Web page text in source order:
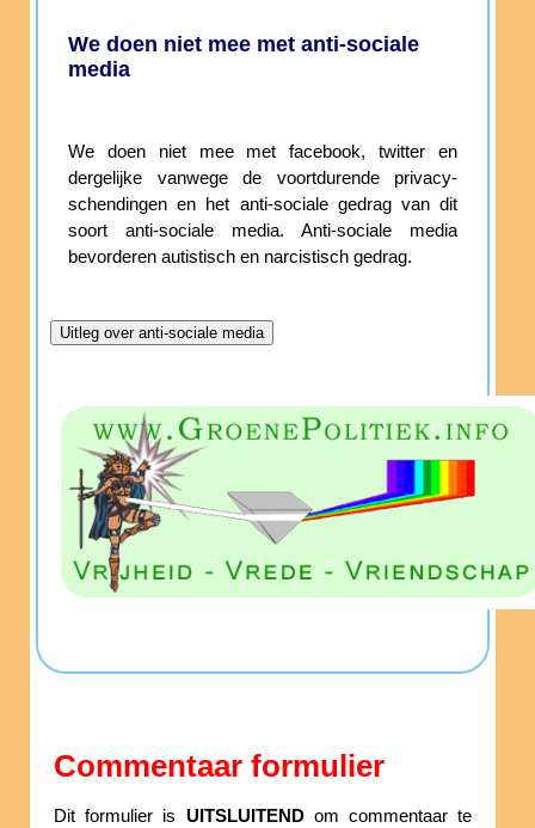
We doen niet mee met anti-sociale
media
We doen niet mee met facebook, twitter en
dergelijke vanwege de voortdurende privacy-
schendingen en het anti-sociale gedrag van dit
soort anti-sociale media. Anti-sociale media
bevorderen autistisch en narcistisch gedrag.
Commentaar formulier
Dit formulier is UITSLUITENDom commentaar te